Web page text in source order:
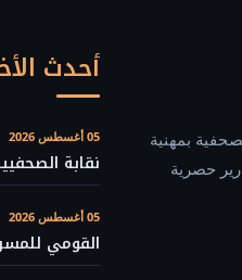
بمهنية
حصرية
أحدث
05 أغسطس 2026
نقابة
05 أغسطس 2026
القومي